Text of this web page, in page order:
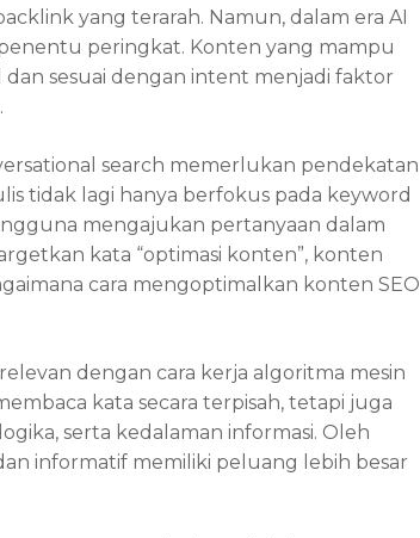
yang terarah. Namun, dalam era AI
peringkat. Konten yang mampu
sesuai dengan intent menjadi faktor
search memerlukan pendekatan
tidak lagi hanya berfokus pada keyword
mengajukan pertanyaan dalam
kata “optimasi konten”, konten
cara mengoptimalkan konten SEO
dengan cara kerja algoritma mesin
kata secara terpisah, tetapi juga
serta kedalaman informasi. Oleh
informatif memiliki peluang lebih besar